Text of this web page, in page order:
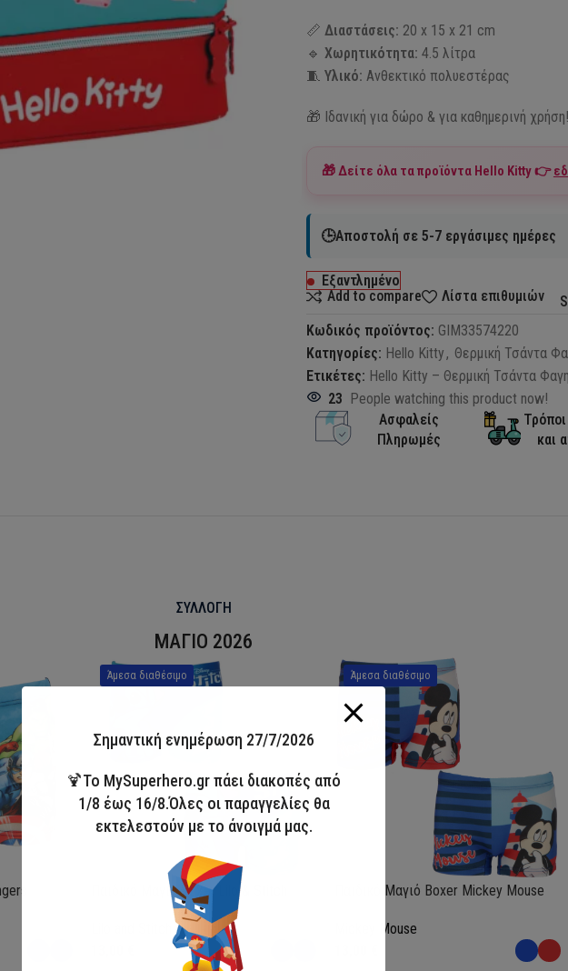
📏 Διαστάσεις: 20 x 15 x 21 cm
🔹 Χωρητικότητα: 4.5 λίτρα
🧵 Υλικό: Ανθεκτικό πολυεστέρας
🎁 Ιδανική για δώρο & για καθημερινή χρήση!
🎁 Δείτε όλα τα προϊόντα Hello Kitty👉
🕒Αποστολή σε 5-7 εργάσιμες ημέρες
Εξαντλημένο
Add to compare
Λίστα επιθυμιών
Κωδικός προϊόντος: GIM33574220
Κατηγορίες: Hello Kitty , Θερμική Τσάντα
Ετικέτες: Hello Kitty – Θερμική Τσάντα
23 People watching this product now!
Ασφαλείς
Πληρωμές
και
ΣΥΛΛΟΓΗ
ΜΑΓΙΟ 2026
Άμεσα διαθέσιμο
Παιδικό Μαγιό Boxer Lilo & Stitch
Άμεσα διαθέσιμο
Παιδικό Μαγιό Boxer Mickey Mouse
Mickey Mouse
Σημαντική ενημέρωση 27/7/2026
🍹Το MySuperhero.gr πάει διακοπές από
1/8 έως 16/8.Όλες οι παραγγελίες θα
εκτελεστούν με το άνοιγμά μας.